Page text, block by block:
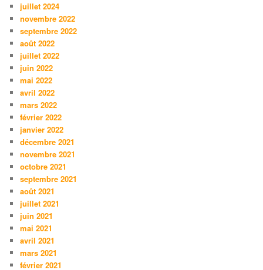
juillet 2024
novembre 2022
septembre 2022
août 2022
juillet 2022
juin 2022
mai 2022
avril 2022
mars 2022
février 2022
janvier 2022
décembre 2021
novembre 2021
octobre 2021
septembre 2021
août 2021
juillet 2021
juin 2021
mai 2021
avril 2021
mars 2021
février 2021